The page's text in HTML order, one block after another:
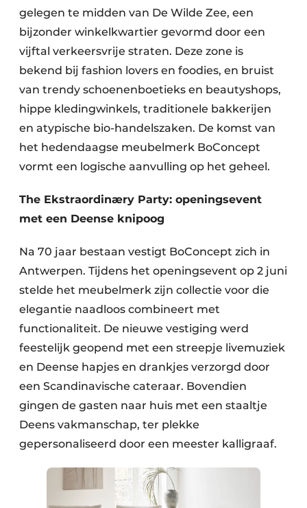
gelegen te midden van De Wilde Zee, een
bijzonder winkelkwartier gevormd door een
vijftal verkeersvrije straten. Deze zone is
bekend bij fashion lovers en foodies, en bruist
van trendy schoenenboetieks en beautyshops,
hippe kledingwinkels, traditionele bakkerijen
en atypische bio-handelszaken. De komst van
het hedendaagse meubelmerk BoConcept
vormt een logische aanvulling op het geheel.
The Ekstraordinæry Party: openingsevent
met een Deense knipoog
Na 70 jaar bestaan vestigt BoConcept zich in
Antwerpen. Tijdens het openingsevent op 2 juni
stelde het meubelmerk zijn collectie voor die
elegantie naadloos combineert met
functionaliteit. De nieuwe vestiging werd
feestelijk geopend met een streepje livemuziek
en Deense hapjes en drankjes verzorgd door
een Scandinavische cateraar. Bovendien
gingen de gasten naar huis met een staaltje
Deens vakmanschap, ter plekke
gepersonaliseerd door een meester kalligraaf.